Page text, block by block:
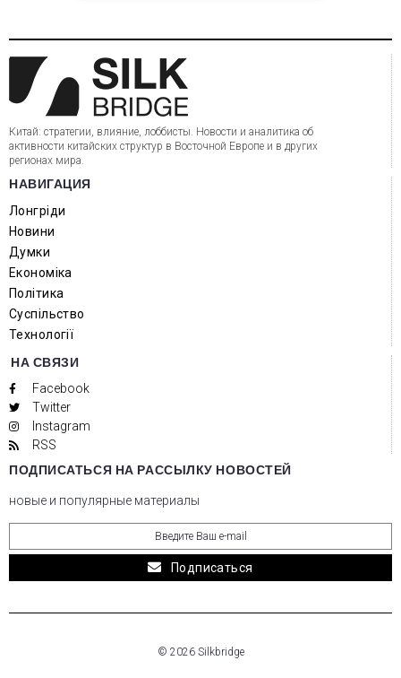
Китай: стратегии, влияние, лоббисты. Новости и аналитика об
активности китайских структур в Восточной Европе и в других
регионах мира.
НАВИГАЦИЯ
Лонгріди
Новини
Думки
Економіка
Політика
Суспільство
Технології
НА СВЯЗИ
Facebook
Twitter
Instagram
RSS
ПОДПИСАТЬСЯ НА РАССЫЛКУ НОВОСТЕЙ
новые и популярные материалы
Подписаться
© 2026 Silkbridge